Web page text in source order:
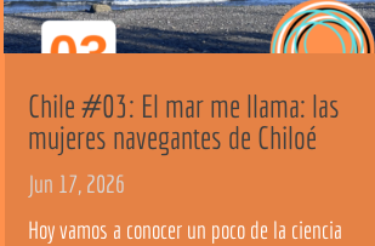
Chile #03: El mar me llama: las
mujeres navegantes de Chiloé
Jun 17, 2026
Hoy vamos a conocer un poco de la ciencia